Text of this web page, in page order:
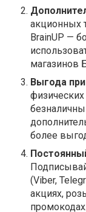
акционных
BrainUP —
магазинов
Выгода
более
(Viber,
акциях,